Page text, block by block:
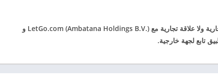
لا يحتوي هذا التطبيق على أي نوع من الأعمال التجارية ولا علاقة تجارية مع LetGo.com (Ambatana Holdings B.V.) و